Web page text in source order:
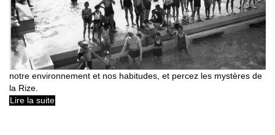
notre environnement et nos habitudes, et percez les mystères de
la Rize.
Lire la suite